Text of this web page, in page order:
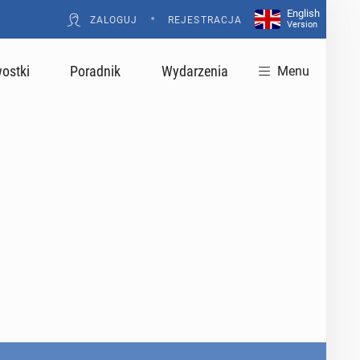
ZALOGUJ • REJESTRACJA
English
Version
Poradnik Wydarzenia Menu